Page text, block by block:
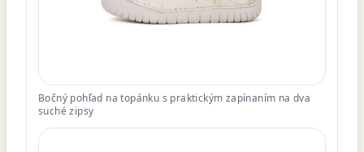
Bočný pohľad na topánku s praktickým zapínaním na dva
suché zipsy